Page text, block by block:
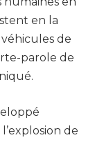
en la
de
parole de
de